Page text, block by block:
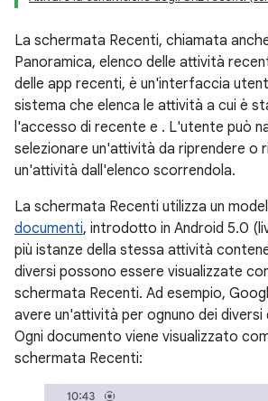
La schermata Recenti, chiamata
Panoramica, elenco delle attività
delle app recenti, è un'interfaccia
sistema che elenca le attività a cui è
l'accesso di recente e . L'utente può
selezionare un'attività da riprendere o
un'attività dall'elenco scorrendola.
La schermata Recenti utilizza un
documenti, introdotto in Android 5.0
più istanze della stessa attività
diversi possono essere visualizzate
schermata Recenti. Ad esempio,
avere un'attività per ognuno dei
Ogni documento viene visualizzato
schermata Recenti: